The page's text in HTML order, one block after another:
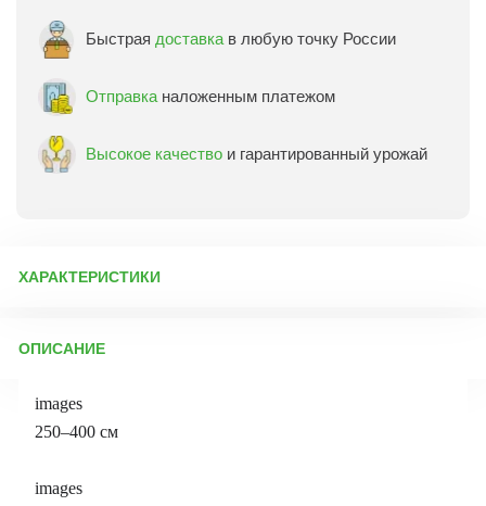
Быстрая доставка в любую точку России
Отправка наложенным платежом
Высокое качество и гарантированный урожай
ХАРАКТЕРИСТИКИ
Бренд товара:
Срок отправки:
ОПИСАНИЕ
images
250–400 см
images